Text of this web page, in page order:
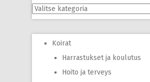
Kategoriat
Koirat
Harrastukset ja koulutus
Hoito ja terveys